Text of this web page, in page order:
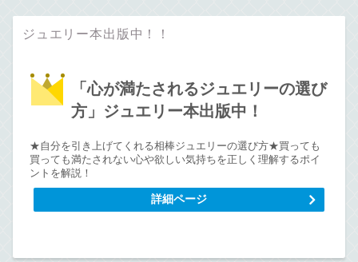
ジュエリー本出版中！！
「心が満たされるジュエリーの選び
方」ジュエリー本出版中！
★自分を引き上げてくれる相棒ジュエリーの選び方★買っても
買っても満たされない心や欲しい気持ちを正しく理解するポイ
ントを解説！
詳細ページ